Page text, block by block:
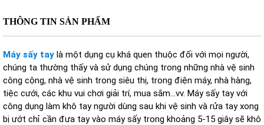
THÔNG TIN SẢN PHẨM
Máy sấy tay là một dụng cụ khá quen thuộc đối với mọi người,
chúng ta thường thấy và sử dụng chúng trong những nhà vệ sinh
công cộng, nhà vệ sinh trong siêu thị, trong điện máy, nhà hàng,
tiệc cưới, các khu vui chơi giải trí, mua sắm...vv. Máy sấy tay với
công dụng làm khô tay người dùng sau khi vệ sinh và rửa tay xong
bị ướt chỉ cần đưa tay vào máy sấy trong khoảng 5-15 giây sẽ khô